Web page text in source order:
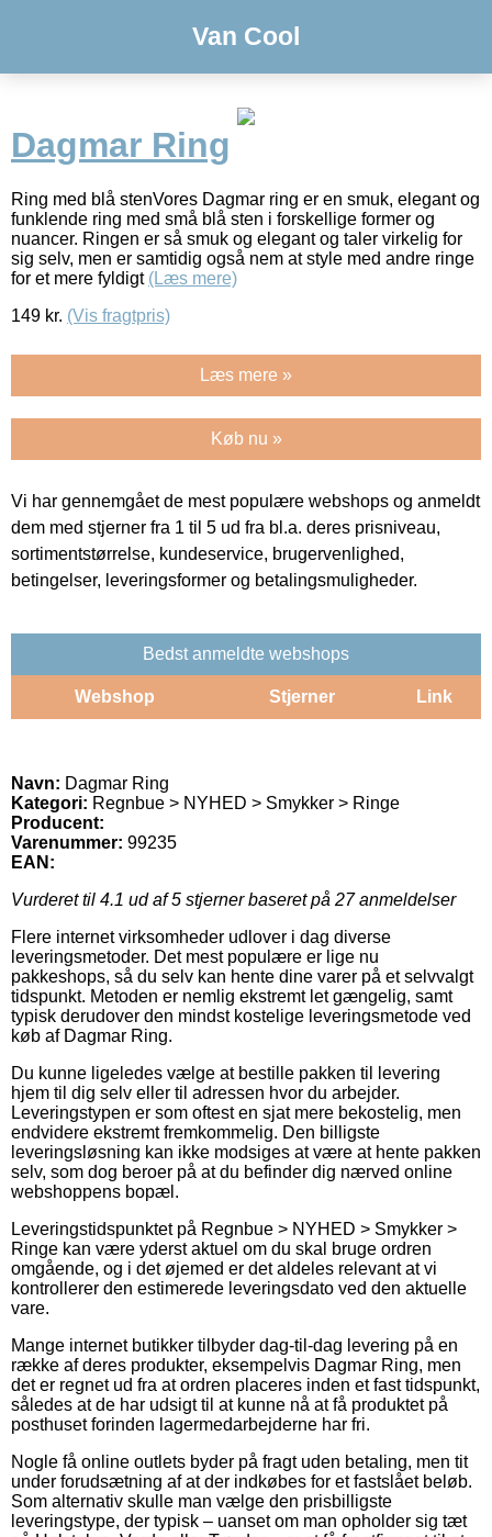
Van Cool
Dagmar Ring
Ring med blå stenVores Dagmar ring er en smuk, elegant og
funklende ring med små blå sten i forskellige former og
nuancer. Ringen er så smuk og elegant og taler virkelig for
sig selv, men er samtidig også nem at style med andre ringe
for et mere fyldigt (Læs mere)
149 kr. (Vis fragtpris)
Læs mere »
Køb nu »
Vi har gennemgået de mest populære webshops og anmeldt
dem med stjerner fra 1 til 5 ud fra bl.a. deres prisniveau,
sortimentstørrelse, kundeservice, brugervenlighed,
betingelser, leveringsformer og betalingsmuligheder.
Bedst anmeldte webshops
Webshop Stjerner Link
Navn: Dagmar Ring
Kategori: Regnbue > NYHED > Smykker > Ringe
Producent:
Varenummer: 99235
EAN:
Vurderet til 4.1 ud af 5 stjerner baseret på 27anmeldelser
Flere internet virksomheder udlover i dag diverse
leveringsmetoder. Det mest populære er lige nu
pakkeshops, så du selv kan hente dine varer på et selvvalgt
tidspunkt. Metoden er nemlig ekstremt let gængelig, samt
typisk derudover den mindst kostelige leveringsmetode ved
køb af Dagmar Ring.
Du kunne ligeledes vælge at bestille pakken til levering
hjem til dig selv eller til adressen hvor du arbejder.
Leveringstypen er som oftest en sjat mere bekostelig, men
endvidere ekstremt fremkommelig. Den billigste
leveringsløsning kan ikke modsiges at være at hente pakken
selv, som dog beroer på at du befinder dig nærved online
webshoppens bopæl.
Leveringstidspunktet på Regnbue > NYHED > Smykker >
Ringe kan være yderst aktuel om du skal bruge ordren
omgående, og i det øjemed er det aldeles relevant at vi
kontrollerer den estimerede leveringsdato ved den aktuelle
vare.
Mange internet butikker tilbyder dag-til-dag levering på en
række af deres produkter, eksempelvis Dagmar Ring, men
det er regnet ud fra at ordren placeres inden et fast tidspunkt,
således at de har udsigt til at kunne nå at få produktet på
posthuset forinden lagermedarbejderne har fri.
Nogle få online outlets byder på fragt uden betaling, men tit
under forudsætning af at der indkøbes for et fastslået beløb.
Som alternativ skulle man vælge den prisbilligste
leveringstype, der typisk – uanset om man opholder sig tæt